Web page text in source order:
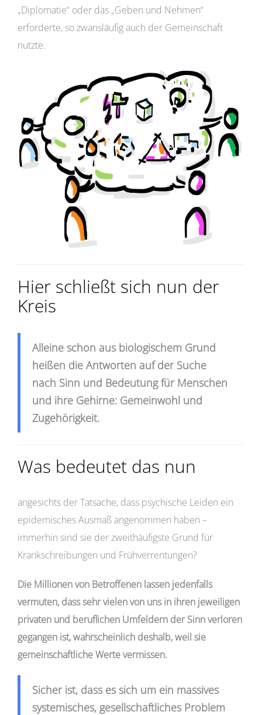
„Diplomatie“ oder das „Geben und Nehmen“
erforderte, so zwansläufig auch der Gemeinschaft
nutzte.
Hier schließt sich nun der
Kreis
Alleine schon aus biologischem Grund
heißen die Antworten auf der Suche
nach Sinn und Bedeutung für Menschen
und ihre Gehirne: Gemeinwohl und
Zugehörigkeit.
Was bedeutet das nun
angesichts der Tatsache, dass psychische Leiden ein
epidemisches Ausmaß angenommen haben –
immerhin sind sie der zweithäufigste Grund für
Krankschreibungen und Frühverrentungen?
Die Millionen von Betroffenen lassen jedenfalls
vermuten, dass sehr vielen von uns in ihren jeweiligen
privaten und beruflichen Umfeldern der Sinn verloren
gegangen ist, wahrscheinlich deshalb, weil sie
gemeinschaftliche Werte vermissen.
Sicher ist, dass es sich um ein massives
systemisches, gesellschaftliches Problem